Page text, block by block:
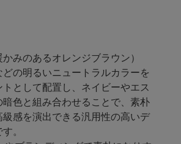
みのあるオレンジブラウン）
の明るいニュートラルカラーを
として配置し、ネイビーやエス
色と組み合わせることで、素朴
級感を演出できる汎用性の高いデ
。